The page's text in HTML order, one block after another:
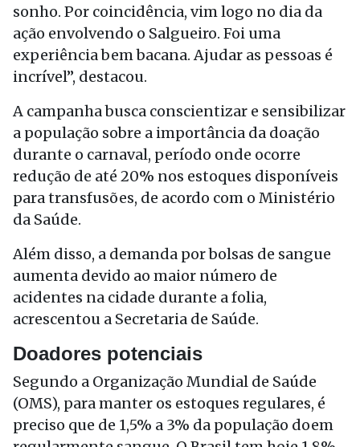
sonho. Por coincidência, vim logo no dia da
ação envolvendo o Salgueiro. Foi uma
experiência bem bacana. Ajudar as pessoas é
incrível”, destacou.
A campanha busca conscientizar e sensibilizar
a população sobre a importância da doação
durante o carnaval, período onde ocorre
redução de até 20% nos estoques disponíveis
para transfusões, de acordo com o Ministério
da Saúde.
Além disso, a demanda por bolsas de sangue
aumenta devido ao maior número de
acidentes na cidade durante a folia,
acrescentou a Secretaria de Saúde.
Doadores potenciais
Segundo a Organização Mundial de Saúde
(OMS), para manter os estoques regulares, é
preciso que de 1,5% a 3% da população doem